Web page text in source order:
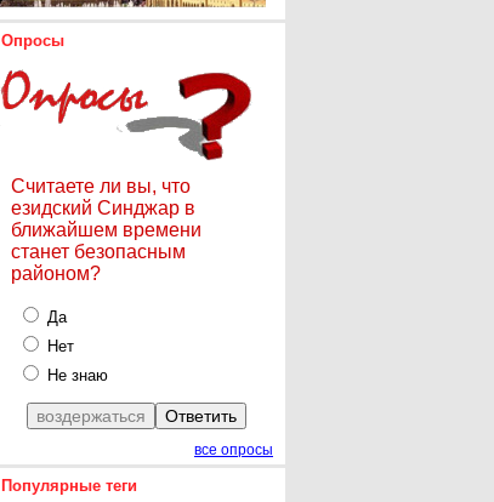
Опросы
Считаете ли вы, что
езидский Синджар в
ближайшем времени
станет безопасным
районом?
Да
Нет
Не знаю
все опросы
Популярные теги